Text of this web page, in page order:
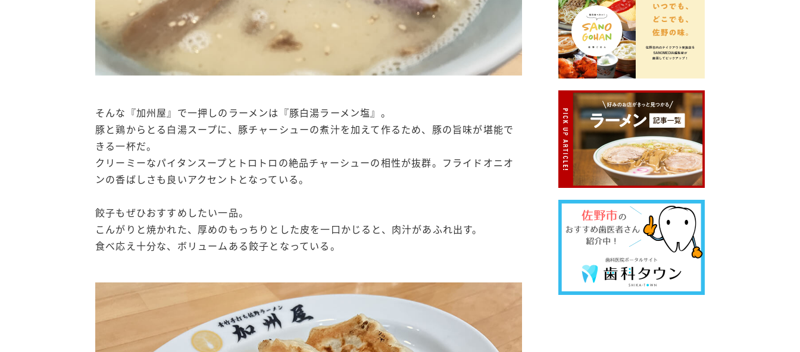
そんな『加州屋』で一押しのラーメンは『豚白湯ラーメン塩』。
豚と鶏からとる白湯スープに、豚チャーシューの煮汁を加えて作るため、豚の旨味が堪能で
きる一杯だ。
クリーミーなパイタンスープとトロトロの絶品チャーシューの相性が抜群。フライドオニオ
ンの香ばしさも良いアクセントとなっている。
餃子もぜひおすすめしたい一品。
こんがりと焼かれた、厚めのもっちりとした皮を一口かじると、肉汁があふれ出す。
食べ応え十分な、ボリュームある餃子となっている。